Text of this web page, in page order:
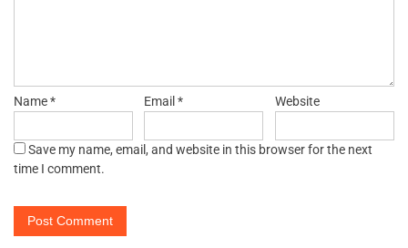
Name* Email* Website
Save my name, email, and website in this browser for the next
time I comment.